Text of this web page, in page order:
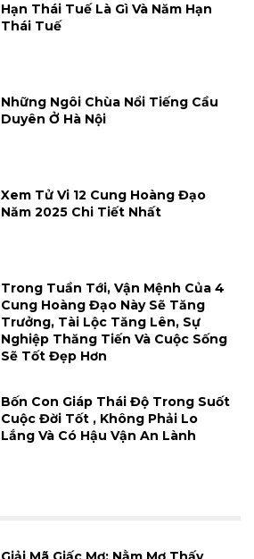
Hạn Thái Tuế Là Gì Và Năm Hạn
Thái Tuế
Những Ngôi Chùa Nổi Tiếng Cầu
Duyên Ở Hà Nội
Xem Tử Vi 12 Cung Hoàng Đạo
Năm 2025 Chi Tiết Nhất
Trong Tuần Tới, Vận Mệnh Của 4
Cung Hoàng Đạo Này Sẽ Tăng
Trưởng, Tài Lộc Tăng Lên, Sự
Nghiệp Thăng Tiến Và Cuộc Sống
Sẽ Tốt Đẹp Hơn
Bốn Con Giáp Thái Độ Trong Suốt
Cuộc Đời Tốt , Không Phải Lo
Lắng Và Có Hậu Vận An Lành